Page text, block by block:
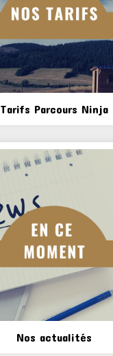
Tarifs Parcours Ninja
Nos actualités